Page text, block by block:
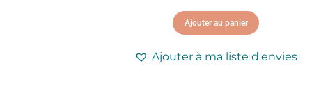
Ajouter au panier
Ajouter à ma liste d'envies